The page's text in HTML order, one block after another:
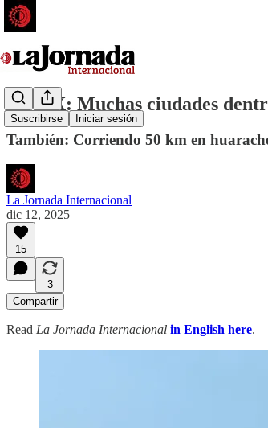
Suscribirse Iniciar sesión
CDMX: Muchas ciudades
También: Corriendo 50 km en
La Jornada Internacional
dic 12, 2025
15
3
Compartir
Read La Jornada Internacional in English here.